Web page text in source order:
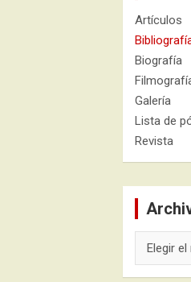
Artículos
Biografía
Galería
Lista de
Revista